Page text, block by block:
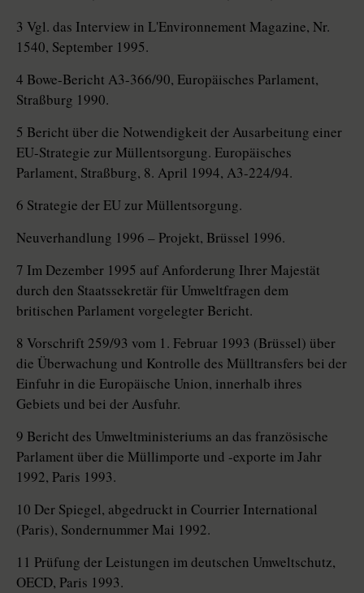
3 Vgl. das Interview in L'Environnement Magazine, Nr.
1540, September 1995.
4 Bowe-Bericht A3-366/90, Europäisches Parlament,
Straßburg 1990.
5 Bericht über die Notwendigkeit der Ausarbeitung einer
EU-Strategie zur Müllentsorgung. Europäisches
Parlament, Straßburg, 8. April 1994, A3-224/94.
6 Strategie der EU zur Müllentsorgung.
Neuverhandlung 1996 – Projekt, Brüssel 1996.
7 Im Dezember 1995 auf Anforderung Ihrer Majestät
durch den Staatssekretär für Umweltfragen dem
britischen Parlament vorgelegter Bericht.
8 Vorschrift 259/93 vom 1. Februar 1993 (Brüssel) über
die Überwachung und Kontrolle des Mülltransfers bei der
Einfuhr in die Europäische Union, innerhalb ihres
Gebiets und bei der Ausfuhr.
9 Bericht des Umweltministeriums an das französische
Parlament über die Müllimporte und -exporte im Jahr
1992, Paris 1993.
10 Der Spiegel, abgedruckt in Courrier International
(Paris), Sondernummer Mai 1992.
11 Prüfung der Leistungen im deutschen Umweltschutz,
OECD, Paris 1993.